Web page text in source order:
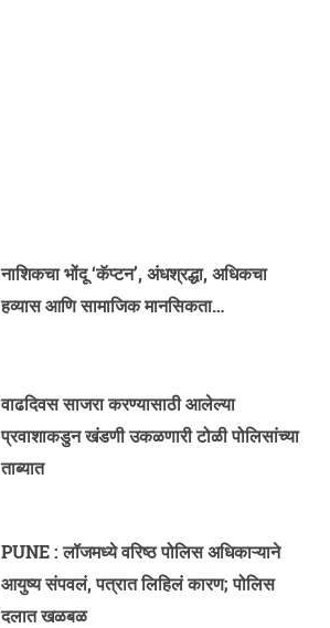
नाशिकचा भोंदू ‘कॅप्टन’, अंधश्रद्धा, अधिकचा
हव्यास आणि सामाजिक मानसिकता…
वाढदिवस साजरा करण्यासाठी आलेल्या
प्रवाशाकडुन खंडणी उकळणारी टोळी पोलिसांच्या
ताब्यात
PUNE : लॉजमध्ये वरिष्ठ पोलिस अधिकाऱ्याने
आयुष्य संपवलं, पत्रात लिहिलं कारण; पोलिस
दलात खळबळ